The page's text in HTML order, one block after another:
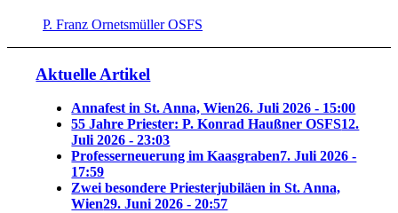
P. Franz Ornetsmüller OSFS
Aktuelle Artikel
Annafest in St. Anna, Wien26. Juli 2026 - 15:00
55 Jahre Priester: P. Konrad Haußner OSFS12.
Juli 2026 - 23:03
Professerneuerung im Kaasgraben7. Juli 2026 -
17:59
Zwei besondere Priesterjubiläen in St. Anna,
Wien29. Juni 2026 - 20:57